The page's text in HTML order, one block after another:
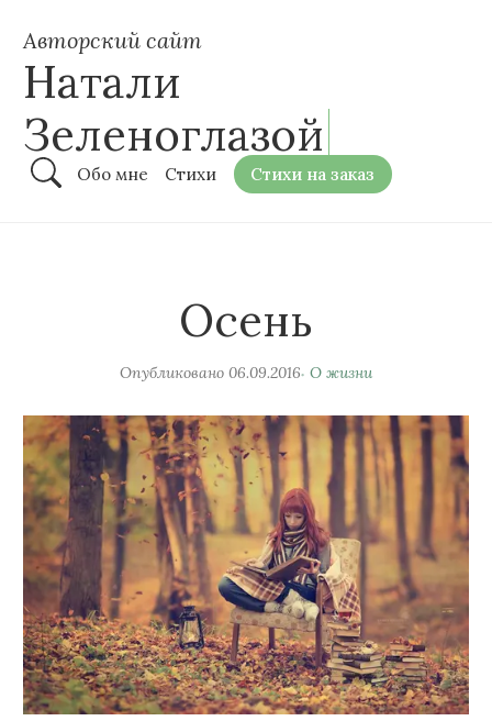
Авторский сайт
Натали
Зеленоглазой
Обо мне Стихи Стихи на заказ
Осень
Опубликовано 06.09.2016 О жизни